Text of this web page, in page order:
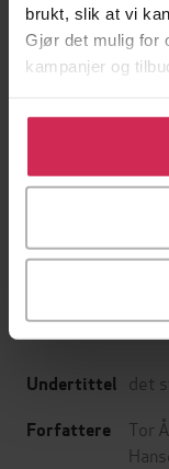
brukt, slik at vi
Gjør det mulig for
kampanjer og
Klikk på «Godta
bruke cookies for
tilpasse ditt239,-
LYDBOK
Undertittel det
Forfattere Tor